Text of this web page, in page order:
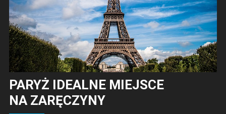
PARYŻ IDEALNE MIEJSCE
NA ZARĘCZYNY